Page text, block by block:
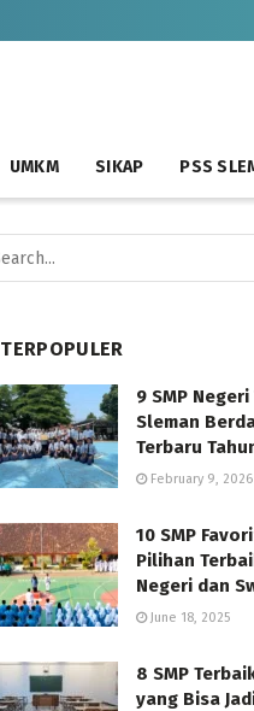
UMKM SIKAP PSS
TERPOPULER
9 SMP
Sleman
Terbaru
February 9, 2026
10 SMP
Pilihan
Negeri dan
June 18, 2025
8 SMP
yang Bisa